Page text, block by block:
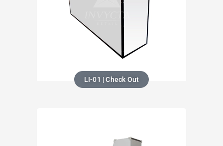
LI-01 | Check Out